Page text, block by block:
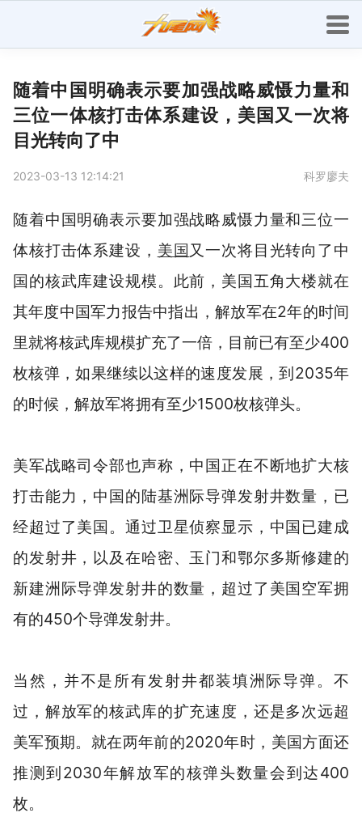
随着中国明确表示要加强战略威慑力量和
三位一体核打击体系建设，美国又一次将
目光转向了中
2023-03-13 12:14:21 科罗廖夫
随着中国明确表示要加强战略威慑力量和三位一
体核打击体系建设， 美国又一次将目光转向了中
国的核武库建设规模。此前，美国五角大楼就在
其年度中国军力报告中指出，解放军在2年的时间
里就将核武库规模扩充了一倍，目前已有至少400
枚核弹，如果继续以这样的速度发展，到2035年
的时候，解放军将拥有至少1500枚核弹头。
美军战略司令部也声称，中国正在不断地扩大核
打击能力，中国的陆基洲际导弹发射井数量，已
经超过了美国。通过卫星侦察显示，中国已建成
的发射井，以及在哈密、玉门和鄂尔多斯修建的
新建洲际导弹发射井的数量，超过了美国空军拥
有的450个导弹发射井。
当然，并不是所有发射井都装填洲际导弹。不
过，解放军的核武库的扩充速度，还是多次远超
美军预期。就在两年前的2020年时，美国方面还
推测到2030年解放军的核弹头数量会到达400
枚。